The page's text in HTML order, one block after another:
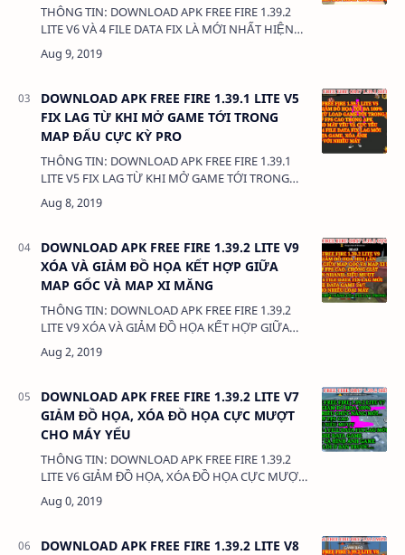
THÔNG TIN: DOWNLOAD APK FREE FIRE 1.39.2
LITE V6 VÀ 4 FILE DATA FIX LÀ MỚI NHẤT HIỆN
NAY DUNG LƯỢNG: 67MB LINK: - APK FREE FIRE
1.39.2 LITE V6: …
DOWNLOAD APK FREE FIRE 1.39.1 LITE V5
FIX LAG TỪ KHI MỞ GAME TỚI TRONG
MAP ĐẤU CỰC KỲ PRO
THÔNG TIN: DOWNLOAD APK FREE FIRE 1.39.1
LITE V5 FIX LAG TỪ KHI MỞ GAME TỚI TRONG
MAP ĐẤU CỰC KỲ PRO DUNG LƯỢNG: 67MB
LINK: - APK FREE FIRE 1.39.1 L…
DOWNLOAD APK FREE FIRE 1.39.2 LITE V9
XÓA VÀ GIẢM ĐỒ HỌA KẾT HỢP GIỮA
MAP GỐC VÀ MAP XI MĂNG
THÔNG TIN: DOWNLOAD APK FREE FIRE 1.39.2
LITE V9 XÓA VÀ GIẢM ĐỒ HỌA KẾT HỢP GIỮA
MAP GỐC VÀ MAP XI MĂNG DUNG LƯỢNG:
DOWNLOAD APK FREE FIRE 1.39.2 LITE V7
GIẢM ĐỒ HỌA, XÓA ĐỒ HỌA CỰC MƯỢT
CHO MÁY YẾU
THÔNG TIN: DOWNLOAD APK FREE FIRE 1.39.2
LITE V6 GIẢM ĐỒ HỌA, XÓA ĐỒ HỌA CỰC MƯỢT
CHO MÁY YẾU DUNG LƯỢNG: 67MB LINK: - APK
FREE FIRE 1.39.2 LITE V…
DOWNLOAD APK FREE FIRE 1.39.2 LITE V8